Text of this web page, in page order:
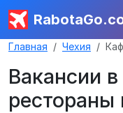
Главная Чехия
Вакансии
рестораны